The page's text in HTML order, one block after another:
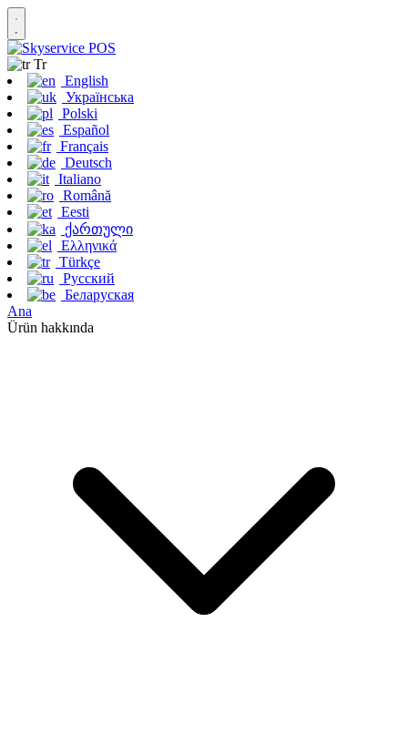
Tr
English
Українська
Polski
Español
Français
Deutsch
Italiano
Română
Eesti
ქართული
Ελληνικά
Türkçe
Русский
Беларуская
Ana
Ürün hakkında